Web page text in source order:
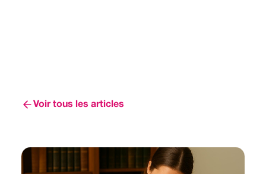
Voir tous les articles